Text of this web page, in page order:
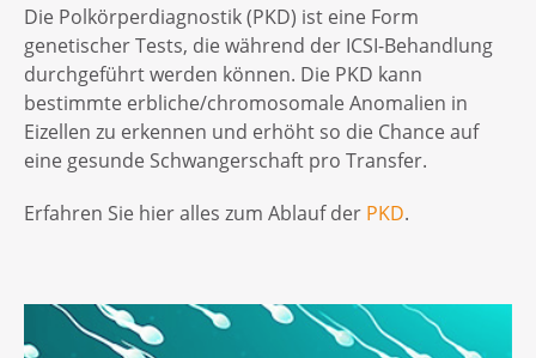
Die Polkörperdiagnostik (PKD) ist eine Form
genetischer Tests, die während der ICSI-Behandlung
durchgeführt werden können. Die PKD kann
bestimmte erbliche/chromosomale Anomalien in
Eizellen zu erkennen und erhöht so die Chance auf
eine gesunde Schwangerschaft pro Transfer.
Erfahren Sie hier alles zum Ablauf der PKD.